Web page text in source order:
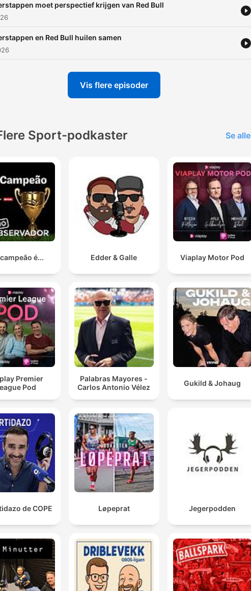
moet perspectief krijgen van Red Bull
en Red Bull huilen samen
Vis flere episoder
Sport-podkaster Se alle
é... Edder & Galle Viaplay Motor Pod
Premier
Pod
Palabras Mayores -
Carlos Antonio Vélez
Gukild & Johaug
de COPE Løpeprat Jegerpodden